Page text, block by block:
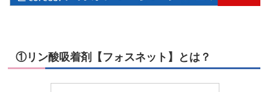
①リン酸吸着剤【フォスネット】とは？